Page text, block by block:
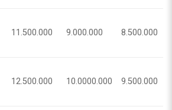
11.500.000 9.000.000 8.500.000
12.500.000 10.0000.000 9.500.000